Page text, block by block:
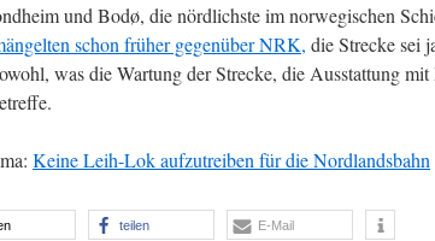
und Bodø, die nördlichste im norwegischen
schon früher gegenüber NRK, die Strecke sei
was die Wartung der Strecke, die Ausstattung
Keine Leih-Lok aufzutreiben für die Nordlandsbahn
teilen E-Mail